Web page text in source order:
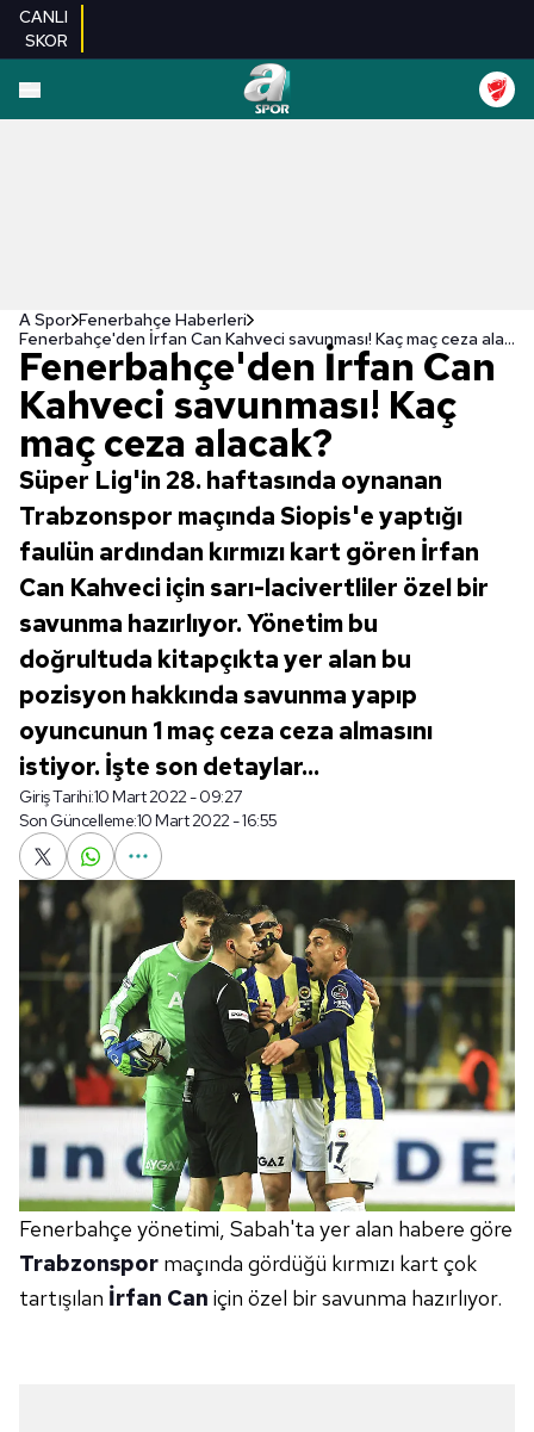
CANLI
SKOR
A Spor Fenerbahçe Haberleri
Fenerbahçe'den İrfan Can Kahveci savunması! Kaç maç ceza alacak?
Fenerbahçe'den İrfan Can
Kahveci savunması! Kaç
maç ceza alacak?
Süper Lig'in 28. haftasında oynanan
Trabzonspor maçında Siopis'e yaptığı
faulün ardından kırmızı kart gören İrfan
Can Kahveci için sarı-lacivertliler özel bir
savunma hazırlıyor. Yönetim bu
doğrultuda kitapçıkta yer alan bu
pozisyon hakkında savunma yapıp
oyuncunun 1 maç ceza ceza almasını
istiyor. İşte son detaylar...
Giriş Tarihi:10 Mart 2022 - 09:27
Son Güncelleme:10 Mart 2022 - 16:55
Fenerbahçe yönetimi, Sabah'ta yer alan habere göre
Trabzonspor maçında gördüğü kırmızı kart çok
tartışılan İrfan Can için özel bir savunma hazırlıyor.